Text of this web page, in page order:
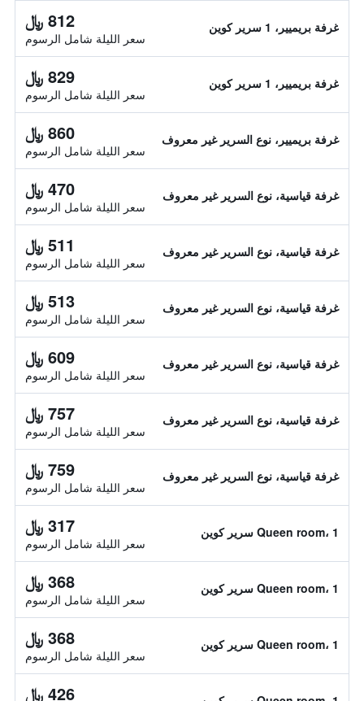
غرفة بريميير، 1 سرير كوين 812 ﷼
سعر الليلة شامل الرسوم
غرفة بريميير، 1 سرير كوين 829 ﷼
سعر الليلة شامل الرسوم
غرفة بريميير، نوع السرير غير معروف 860 ﷼
سعر الليلة شامل الرسوم
غرفة قياسية، نوع السرير غير معروف 470 ﷼
سعر الليلة شامل الرسوم
غرفة قياسية، نوع السرير غير معروف 511 ﷼
سعر الليلة شامل الرسوم
غرفة قياسية، نوع السرير غير معروف 513 ﷼
سعر الليلة شامل الرسوم
غرفة قياسية، نوع السرير غير معروف 609 ﷼
سعر الليلة شامل الرسوم
غرفة قياسية، نوع السرير غير معروف 757 ﷼
سعر الليلة شامل الرسوم
غرفة قياسية، نوع السرير غير معروف 759 ﷼
سعر الليلة شامل الرسوم
Queen room، 1 سرير كوين 317 ﷼
سعر الليلة شامل الرسوم
Queen room، 1 سرير كوين 368 ﷼
سعر الليلة شامل الرسوم
Queen room، 1 سرير كوين 368 ﷼
سعر الليلة شامل الرسوم
426 ﷼